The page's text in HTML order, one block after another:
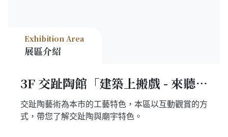
Exhibition Area
展區介紹
3F 交趾陶館「建築上搬戲 - 來聽廟尪仔講古」
交趾陶藝術為本市的工藝特色，本區以互動觀賞的方
式，帶您了解交趾陶與廟宇特色。